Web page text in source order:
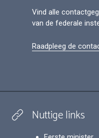
Vind alle
van de federale
Raadpleeg de
Nuttige links